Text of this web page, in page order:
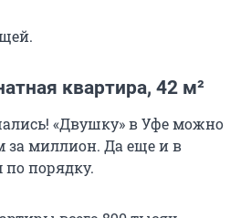
квартира, 42 м²
«Двушку» в Уфе можно
за миллион. Да еще и в
по порядку.